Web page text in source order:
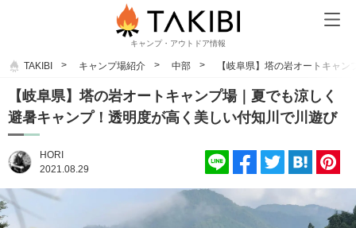
キャンプ・アウトドア情報
TAKIBI キャンプ場紹介 中部 【岐阜県】塔の岩オートキャ
【岐阜県】塔の岩オートキャンプ場｜夏でも涼しく
避暑キャンプ！透明度が高く美しい付知川で川遊び
HORI
2021.08.29